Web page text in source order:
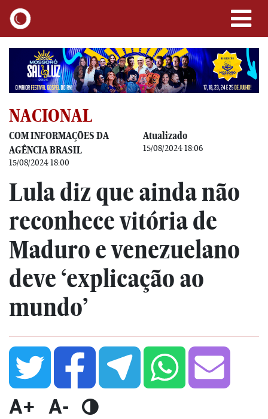
NACIONAL
COM INFORMAÇÕES DA
AGÊNCIA BRASIL
15/08/2024 18:00
Atualizado
15/08/2024 18:06
Lula diz que ainda não
reconhece vitória de
Maduro e venezuelano
deve ‘explicação ao
mundo’
A+ A-